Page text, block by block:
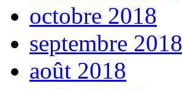
octobre 2018
septembre 2018
août 2018